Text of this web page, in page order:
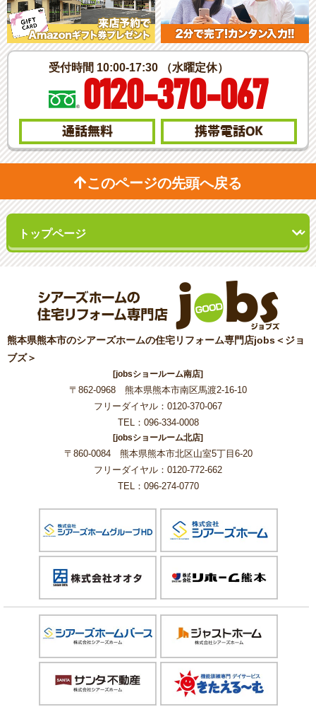
受付時間 10:00-17:30 （水曜定休）
0120-370-067
通話無料 携帯電話OK
このページの先頭へ戻る
熊本県熊本市のシアーズホームの住宅リフォーム専門店jobs＜ジョ
ブズ＞
[jobsショールーム南店]
〒862-0968 熊本県熊本市南区馬渡2-16-10
フリーダイヤル：0120-370-067
TEL：096-334-0008
[jobsショールーム北店]
〒860-0084 熊本県熊本市北区山室5丁目6-20
フリーダイヤル：0120-772-662
TEL：096-274-0770